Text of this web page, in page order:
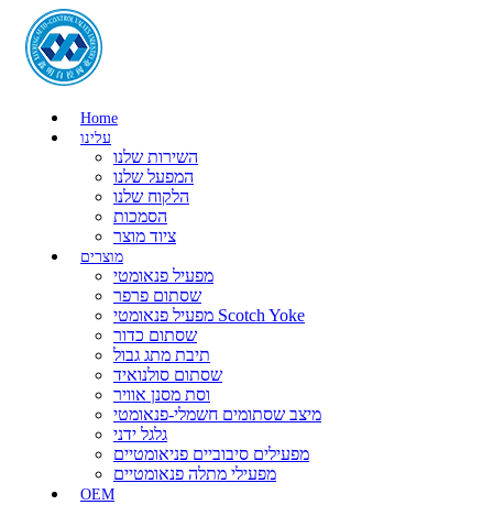
Home
עלינו
השירות שלנו
המפעל שלנו
הלקוח שלנו
הסמכות
ציוד מוצר
מוצרים
מפעיל פנאומטי
שסתום פרפר
מפעיל פנאומטי Scotch Yoke
שסתום כדור
תיבת מתג גבול
שסתום סולנואיד
וסת מסנן אוויר
מיצב שסתומים חשמלי-פנאומטי
גלגל ידני
מפעילים סיבוביים פניאומטיים
מפעילי מתלה פנאומטיים
OEM